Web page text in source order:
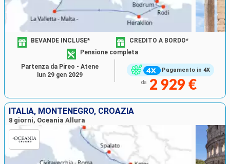
Pagamento in 4X
BEVANDE INCLUSE*
CREDITO A BORDO*
Pensione completa
da 2 929 €
Partenza da Pireo - Atene
lun 29 gen 2029
ITALIA, MONTENEGRO, CROAZIA
8 giorni, Oceania Allura